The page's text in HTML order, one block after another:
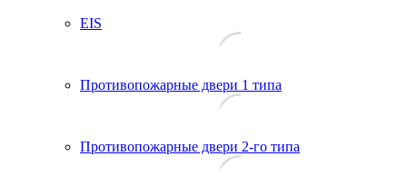
EIS
Противопожарные двери 1 типа
Противопожарные двери 2-го типа